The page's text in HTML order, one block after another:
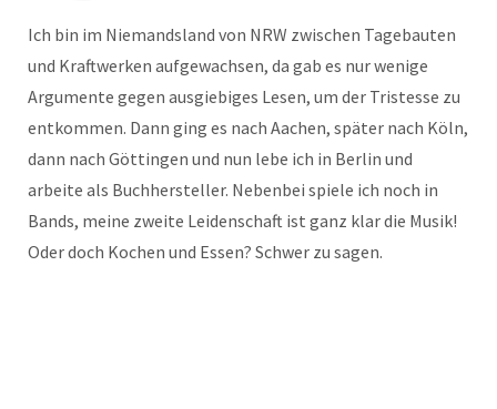
Ich bin im Niemandsland von NRW zwischen Tagebauten
und Kraftwerken aufgewachsen, da gab es nur wenige
Argumente gegen ausgiebiges Lesen, um der Tristesse zu
entkommen. Dann ging es nach Aachen, später nach Köln,
dann nach Göttingen und nun lebe ich in Berlin und
arbeite als Buchhersteller. Nebenbei spiele ich noch in
Bands, meine zweite Leidenschaft ist ganz klar die Musik!
Oder doch Kochen und Essen? Schwer zu sagen.